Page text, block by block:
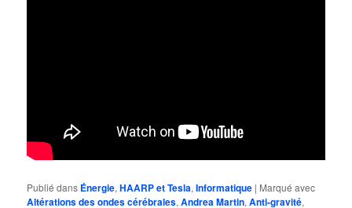
Publié dans Énergie,HAARP et Tesla,Informatique | Marqué avec
Altérations des ondes cérébrales,Andrea Martin,Anti-gravité,